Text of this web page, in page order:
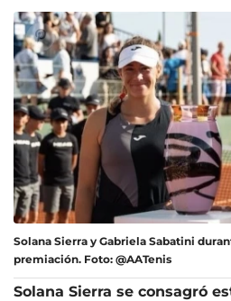
Solana Sierra y Gabriela Sabatini
premiación. Foto: @AATenis
Solana Sierra se consagró